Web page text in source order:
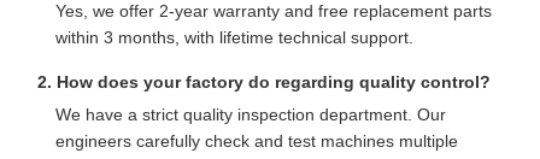
Yes, we offer 2-year warranty and free replacement parts
within 3 months, with lifetime technical support.
2. How does your factory do regarding quality control?
We have a strict quality inspection department. Our
engineers carefully check and test machines multiple